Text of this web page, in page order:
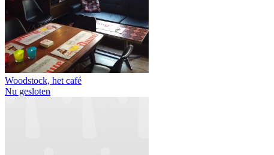
Woodstock, het café
Nu gesloten